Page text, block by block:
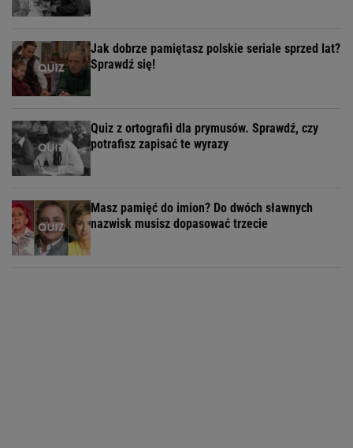
Jak dobrze pamiętasz polskie seriale sprzed lat?
Sprawdź się!
Quiz z ortografii dla prymusów. Sprawdź, czy
potrafisz zapisać te wyrazy
Masz pamięć do imion? Do dwóch sławnych
nazwisk musisz dopasować trzecie